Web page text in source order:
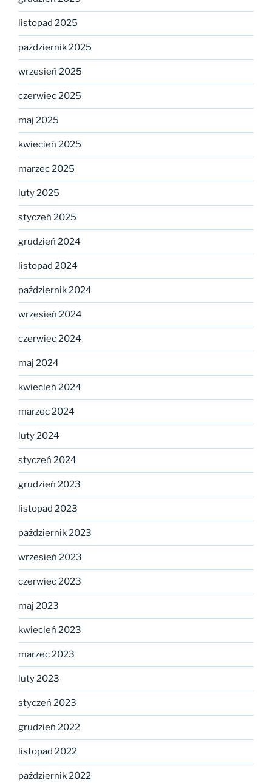
listopad 2025
październik 2025
wrzesień 2025
czerwiec 2025
maj 2025
kwiecień 2025
marzec 2025
luty 2025
styczeń 2025
grudzień 2024
listopad 2024
październik 2024
wrzesień 2024
czerwiec 2024
maj 2024
kwiecień 2024
marzec 2024
luty 2024
styczeń 2024
grudzień 2023
listopad 2023
październik 2023
wrzesień 2023
czerwiec 2023
maj 2023
kwiecień 2023
marzec 2023
luty 2023
styczeń 2023
grudzień 2022
listopad 2022
październik 2022